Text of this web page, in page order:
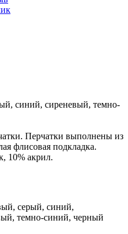
синий, сиреневый, темно-
Перчатки выполнены из
флисовая подкладка.
10% акрил.
серый, синий,
темно-синий, черный